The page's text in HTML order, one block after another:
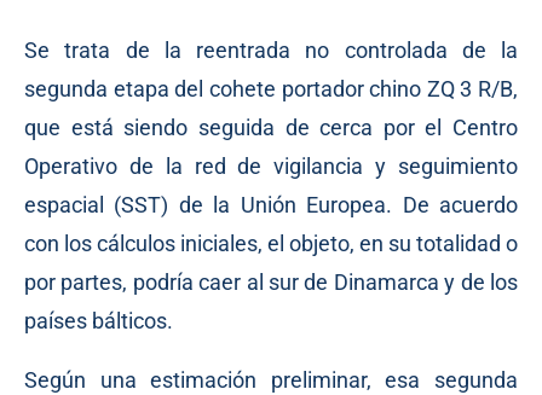
Se trata de la reentrada no controlada de la
segunda etapa del cohete portador chino ZQ 3 R/B,
que está siendo seguida de cerca por el Centro
Operativo de la red de vigilancia y seguimiento
espacial (SST) de la Unión Europea. De acuerdo
con los cálculos iniciales, el objeto, en su totalidad o
por partes, podría caer al sur de Dinamarca y de los
países bálticos.
Según una estimación preliminar, esa segunda